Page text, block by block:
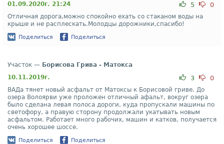
01.09.2020г. 21:24
5 0
Отличная дорога,можно спокойно ехать со стаканом воды на
крыше и не расплескать.Молодцы дорожники,спасибо!
Поделиться Поделиться
Участок — Борисова Грива - Матокса
10.11.2019г.
3 0
ВАДа тянет новый асфальт от Матоксы к Борисовой гриве. До
озера Волоярви уже проложен отличный афальт, вокруг озера
было сделана левая полоса дороги, куда пропускали машины по
светофору, а правую сторону продолжали укатывать новым
асфальтом. Работает много рабочих, машин и катков, получается
очень хорошее шоссе.
Поделиться Поделиться